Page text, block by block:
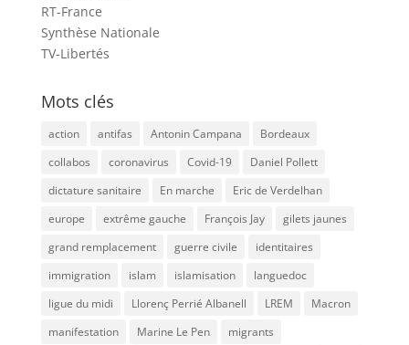
RT-France
Synthèse Nationale
TV-Libertés
Mots clés
action antifas Antonin Campana
Bordeaux
collabos
coronavirus Covid-19
Daniel Pollett
dictature sanitaire
En marche
Eric de Verdelhan
europe
extrême gauche François Jay
gilets jaunes
grand remplacement
guerre civile
identitaires
immigration
islam islamisation
languedoc
ligue du midi
Llorenç Perrié Albanell LREM
Macron
manifestation
Marine Le Pen
migrants